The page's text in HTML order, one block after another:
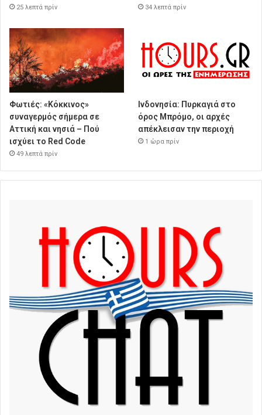
25 λεπτά πρίν 34 λεπτά πρίν
Φωτιές: «Κόκκινος»
συναγερμός σήμερα σε
Αττική και νησιά – Πού
ισχύει το Red Code
49 λεπτά πρίν
Ινδονησία: Πυρκαγιά στο
όρος Μπρόμο, οι αρχές
απέκλεισαν την περιοχή
1 ώρα πρίν